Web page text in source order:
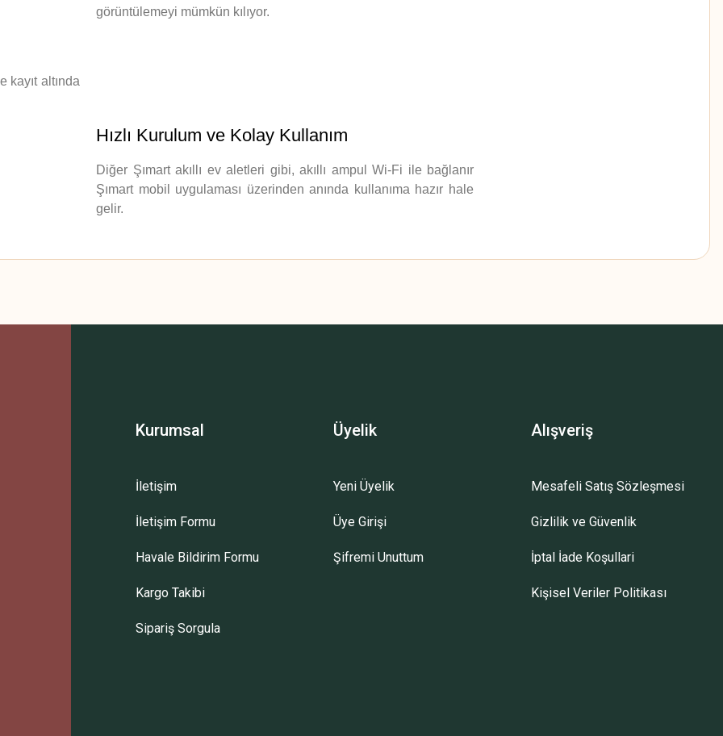
görüntülemeyi mümkün kılıyor.
kayıt altında
Hızlı Kurulum ve Kolay Kullanım
Diğer Şımart akıllı ev aletleri gibi, akıllı ampul Wi-Fi ile bağlanır
Şımart mobil uygulaması üzerinden anında kullanıma hazır hale
gelir.
Bu ürüne ilk yorumu siz yapın!
Gönder
Kurumsal
İletişim
İletişim Formu
Havale Bildirim Formu
Kargo Takibi
Sipariş Sorgula
Üyelik
Yeni Üyelik
Üye Girişi
Şifremi Unuttum
Alışveriş
Mesafeli Satış Sözleşmesi
Gizlilik ve Güvenlik
İptal İade Koşullari
Kişisel Veriler Politikası